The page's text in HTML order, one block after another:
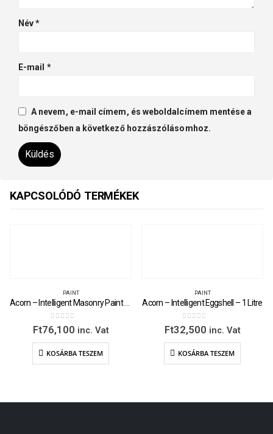
Név*
E-mail *
A nevem, e-mail címem, és weboldalcímem mentése a
böngészőben a következő hozzászólásomhoz.
KAPCSOLÓDÓ TERMÉKEK
PAINT
0 out of 5
Ft76,100 inc. Vat
KOSÁRBA TESZEM
PAINT
Acorn – Intelligent Eggshell – 1 Litre
0 out of 5
Ft32,500 inc. Vat
KOSÁRBA TESZEM